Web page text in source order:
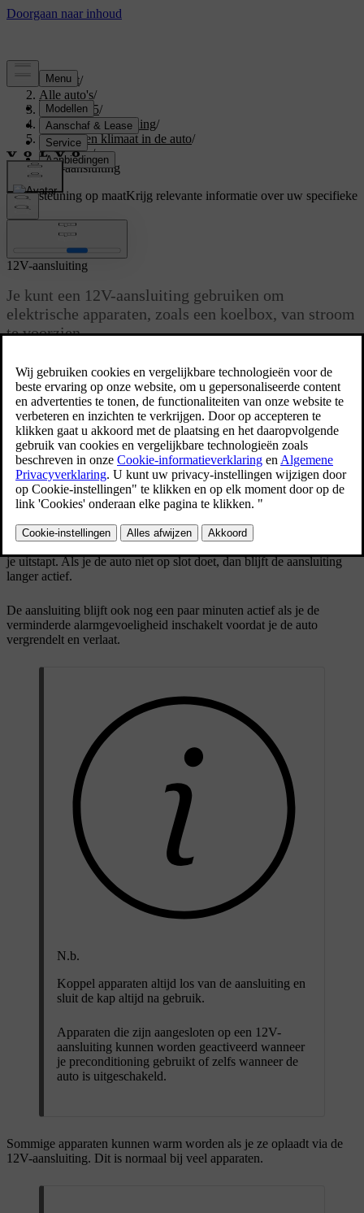
Support/
Alle auto's/
EX40 2025/
Gebruikershandleiding/
Comfort en klimaat in de auto/
Interieur/
12V-aansluiting
Ondersteuning op maatKrijg relevante informatie over uw specifieke
auto.
12V-aansluiting
Je kunt een 12V-aansluiting gebruiken om
elektrische apparaten, zoals een koelbox, van stroom
te voorzien.
De 12V-aansluiting in de tunnelconsole
Om de aansluiting stroom te laten leveren, moet de auto aan staan.
je uitstapt. Als je de auto niet op slot doet, dan blijft de aansluiting
langer actief.
De aansluiting blijft ook nog een paar minuten actief als je de
verminderde alarmgevoeligheid inschakelt voordat je de auto
vergrendelt en verlaat.
N.b.
Koppel apparaten altijd los van de aansluiting en
sluit de kap altijd na gebruik.
Apparaten die zijn aangesloten op een 12V-
aansluiting kunnen worden geactiveerd wanneer
je preconditioning gebruikt of zelfs wanneer de
auto is uitgeschakeld.
Sommige apparaten kunnen warm worden als je ze oplaadt via de
12V-aansluiting. Dit is normaal bij veel apparaten.